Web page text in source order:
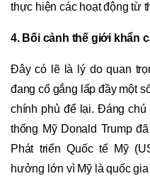
thực hiện các hoạt động từ
4. Bối cảnh thế giới khẩn
Đây có lẽ là lý do quan
đang cố gắng lấp đầy một
chính phủ để lại. Đáng chú
thống Mỹ Donald Trump
Phát triển Quốc tế Mỹ
hưởng lớn vì Mỹ là quốc